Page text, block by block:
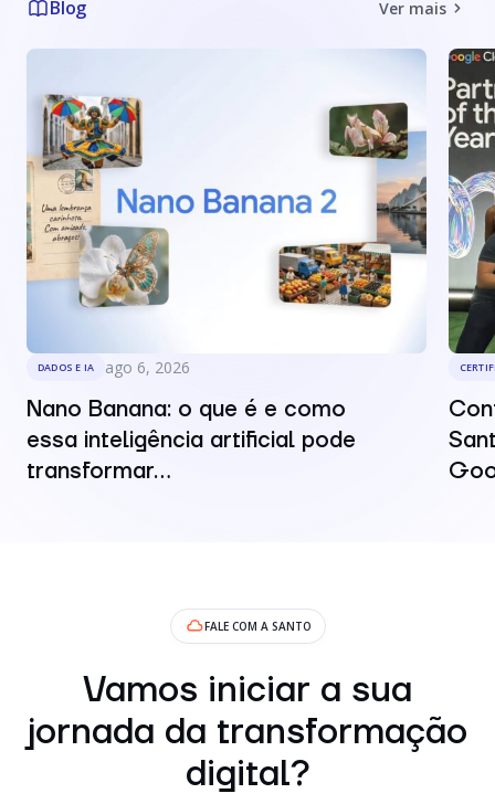
Blog Ver mais
DADOS E IA ago 6, 2026
Nano Banana: o que é e como
essa inteligência artificial pode
transformar...
FALE COM A SANTO
Vamos iniciar a sua
jornada da transformação
digital?